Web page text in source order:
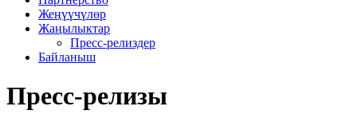
Жеңүүчүлөр
Жаңылыктар
Пресс-релиздер
Байланыш
Пресс-релизы